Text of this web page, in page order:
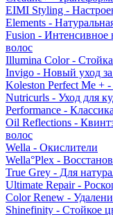
EIMI Styling -
Elements -
Fusion - Интенсивное
волос
Illumina Color -
Invigo - Новый уход
Koleston Perfect Me +
Nutricurls - Уход для
Performance -
Oil Reflections -
волос
Wella - Окислители
Wella°Plex -
True Grey - Для
Ultimate Repair -
Color Renew -
Shinefinity - Стойкое